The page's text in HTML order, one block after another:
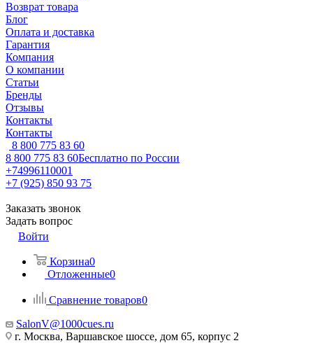
Возврат товара
Блог
Оплата и доставка
Гарантия
Компания
О компании
Статьи
Бренды
Отзывы
Контакты
Контакты
8 800 775 83 60
8 800 775 83 60Бесплатно по России
+74996110001
+7 (925) 850 93 75
Заказать звонок
Задать вопрос
Войти
Корзина0
Отложенные0
Сравнение товаров0
SalonV@1000cues.ru
г. Москва, Варшавское шоссе, дом 65, корпус 2